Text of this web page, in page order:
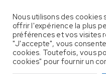
Accueil Serviette de bain
Serviettes de bain avec
Nous utilisons des cookies
offrir l'expérience la plus
préférences et vos visites
"J'accepte", vous
cookies. Toutefois, vous
cookies" pour fournir un